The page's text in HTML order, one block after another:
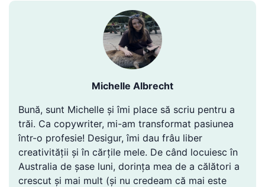
Michelle Albrecht
Bună, sunt Michelle și îmi place să scriu pentru a
trăi. Ca copywriter, mi-am transformat pasiunea
într-o profesie! Desigur, îmi dau frâu liber
creativității și în cărțile mele. De când locuiesc în
Australia de șase luni, dorința mea de a călători a
crescut și mai mult (și nu credeam că mai este